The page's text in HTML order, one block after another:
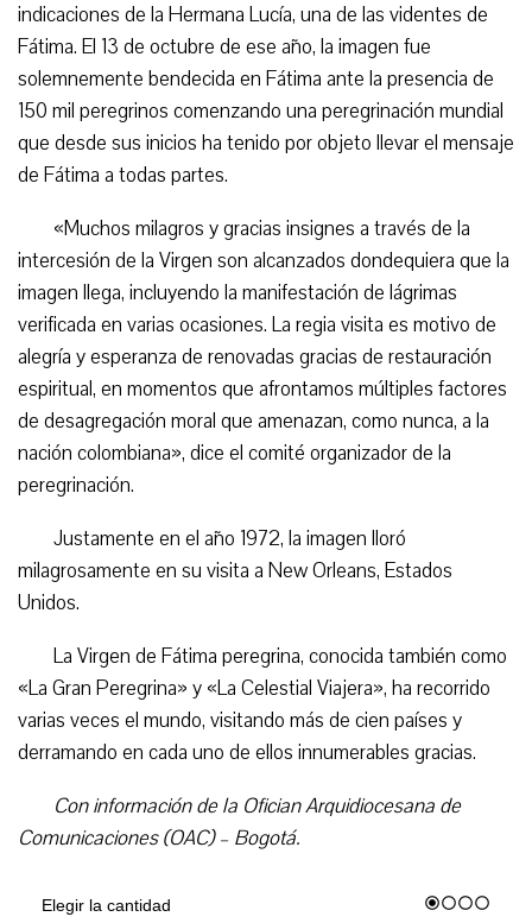
indicaciones de la Hermana Lucía, una de las videntes de
Fátima. El 13 de octubre de ese año, la imagen fue
solemnemente bendecida en Fátima ante la presencia de
150 mil peregrinos comenzando una peregrinación mundial
que desde sus inicios ha tenido por objeto llevar el mensaje
de Fátima a todas partes.
«Muchos milagros y gracias insignes a través de la
intercesión de la Virgen son alcanzados dondequiera que la
imagen llega, incluyendo la manifestación de lágrimas
verificada en varias ocasiones. La regia visita es motivo de
alegría y esperanza de renovadas gracias de restauración
espiritual, en momentos que afrontamos múltiples factores
de desagregación moral que amenazan, como nunca, a la
nación colombiana», dice el comité organizador de la
peregrinación.
Justamente en el año 1972, la imagen lloró
milagrosamente en su visita a New Orleans, Estados
Unidos.
La Virgen de Fátima peregrina, conocida también como
«La Gran Peregrina» y «La Celestial Viajera», ha recorrido
varias veces el mundo, visitando más de cien países y
derramando en cada uno de ellos innumerables gracias.
Con información de la Ofician Arquidiocesana de
Comunicaciones (OAC) – Bogotá.